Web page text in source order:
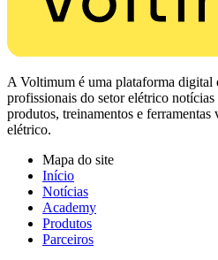
A Voltimum é uma plataforma digital
profissionais do setor elétrico
produtos, treinamentos e ferramentas
elétrico.
Mapa do site
Início
Notícias
Academy
Produtos
Parceiros